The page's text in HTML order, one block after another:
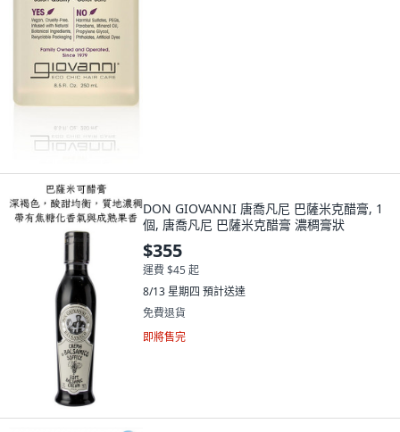
DON GIOVANNI 唐喬凡尼 巴薩米克醋膏, 1
個, 唐喬凡尼 巴薩米克醋膏 濃稠膏狀
$355
運費 $45 起
8/13 星期四 預計送達
免費退貨
即將售完